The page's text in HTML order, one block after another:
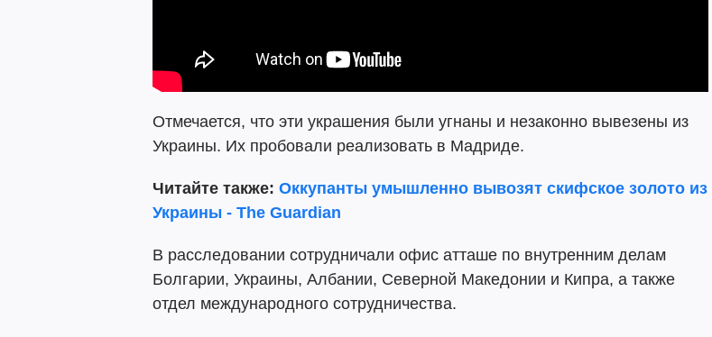
Отмечается, что эти украшения были угнаны и незаконно вывезены из
Украины. Их пробовали реализовать в Мадриде.
Читайте также: Оккупанты умышленно вывозят скифское золото из
Украины - The Guardian
В расследовании сотрудничали офис атташе по внутренним делам
Болгарии, Украины, Албании, Северной Македонии и Кипра, а также
отдел международного сотрудничества.